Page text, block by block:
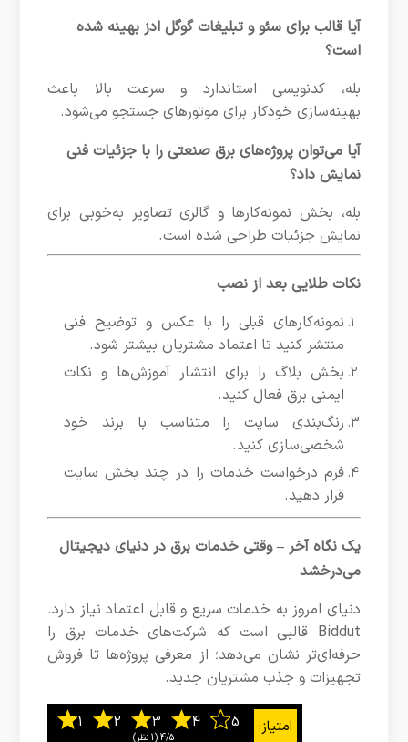
آیا قالب برای سئو و تبلیغات گوگل ادز بهینه شده
است؟
بله، کدنویسی استاندارد و سرعت بالا باعث
بهینه‌سازی خودکار برای موتورهای جستجو می‌شود.
آیا می‌توان پروژه‌های برق صنعتی را با جزئیات فنی
نمایش داد؟
بله، بخش نمونه‌کارها و گالری تصاویر به‌خوبی برای
نمایش جزئیات طراحی شده است.
نکات طلایی بعد از نصب
نمونه‌کارهای قبلی را با عکس و توضیح فنی
منتشر کنید تا اعتماد مشتریان بیشتر شود.
بخش بلاگ را برای انتشار آموزش‌ها و نکات
ایمنی برق فعال کنید.
رنگ‌بندی سایت را متناسب با برند خود
شخصی‌سازی کنید.
فرم درخواست خدمات را در چند بخش سایت
قرار دهید.
یک نگاه آخر – وقتی خدمات برق در دنیای دیجیتال
می‌درخشد
دنیای امروز به خدمات سریع و قابل اعتماد نیاز دارد.
Biddut قالبی است که شرکت‌های خدمات برق را
حرفه‌ای‌تر نشان می‌دهد؛ از معرفی پروژه‌ها تا فروش
تجهیزات و جذب مشتریان جدید.
4/5 ‫(1 نظر)